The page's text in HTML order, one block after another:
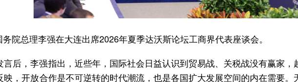
院总理李强在大连出席2026年夏季达沃斯论坛工商界代表座谈会。
后，李强指出，近些年，国际社会日益认识到贸易战、关税战没有赢家
，开放合作是不可逆转的时代潮流，也是各国扩大发展空间的内在需要